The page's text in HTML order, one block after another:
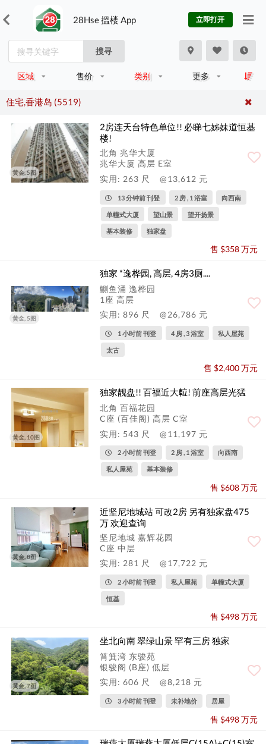
28Hse 搵楼 App 立即打开
搜寻
区域 售价 类别 更多
住宅,香港岛 (5519)
黄金, 5图
2房连天台特色单位!! 必睇七姊妹道恒基
楼!
北角 兆华大厦
兆华大厦 高层 E室
实用: 263 尺
@13,612 元
13 分钟前 刊登 2 房 , 1 浴室 向西南
单幢式大厦 望山景 望开扬景
基本装修 独家盘
售 $358 万元
黄金, 5图
独家 *逸桦园, 高层, 4房3厕....
鰂鱼涌 逸桦园
1座 高层
实用: 896 尺
@26,786 元
1 小时前 刊登 4 房 , 3 浴室 私人屋苑
太古
售 $2,400 万元
黄金, 10图
独家靓盘!! 百福近大𨋢! 前座高层光猛
北角 百福花园
C座 (百佳阁) 高层 C室
实用: 543 尺
@11,197 元
2 小时前 刊登 2 房 , 1 浴室 向西南
私人屋苑 基本装修
售 $608 万元
黄金, 8图
近坚尼地城站 可改2房 另有独家盘475
万 欢迎查询
坚尼地城 嘉辉花园
C座 中层
实用: 281 尺
@17,722 元
2 小时前 刊登 私人屋苑 单幢式大厦
恒基
售 $498 万元
黄金, 7图
坐北向南 翠绿山景 罕有三房 独家
筲箕湾 东骏苑
银骏阁 (B座) 低层
实用: 606 尺
@8,218 元
3 小时前 刊登 未补地价 居屋
售 $498 万元